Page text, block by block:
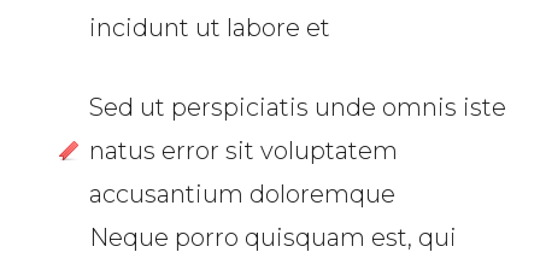
incidunt ut labore et
Sed ut perspiciatis unde omnis iste
natus error sit voluptatem
accusantium doloremque
Neque porro quisquam est, qui